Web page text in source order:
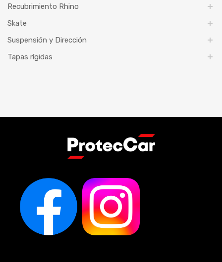
Recubrimiento Rhino
Skate
Suspensión y Dirección
Tapas rígidas